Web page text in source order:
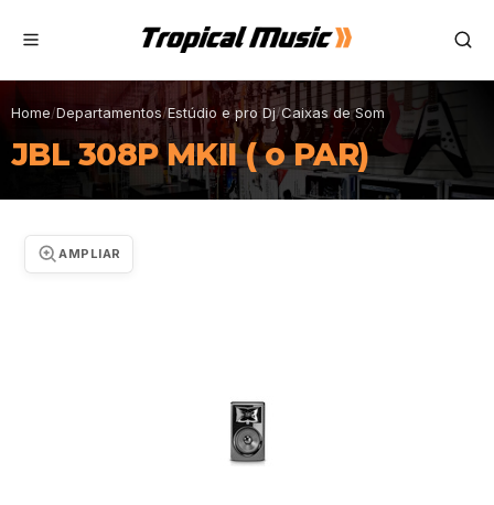
Home/Departamentos/Estúdio e pro Dj/Caixas de Som
JBL 308P MKII ( o PAR)
AMPLIAR